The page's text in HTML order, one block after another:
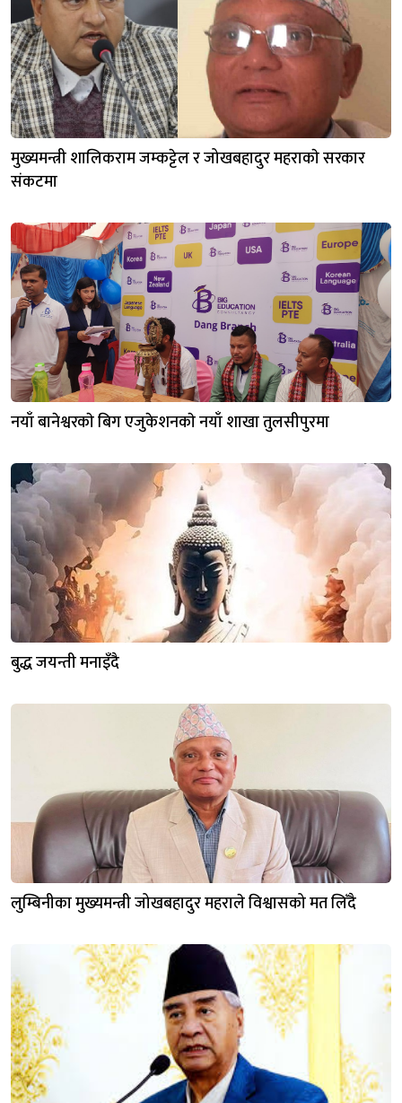
मुख्यमन्त्री शालिकराम जम्कट्टेल र जोखबहादुर महराकाे सरकार
संकटमा
नयाँ बानेश्वरकाे बिग एजुकेशनकाे नयाँ शाखा तुलसीपुरमा
बुद्ध जयन्ती मनाइँदै
लुम्बिनीका मुख्यमन्त्री जोखबहादुर महराले विश्वासको मत लिँदै